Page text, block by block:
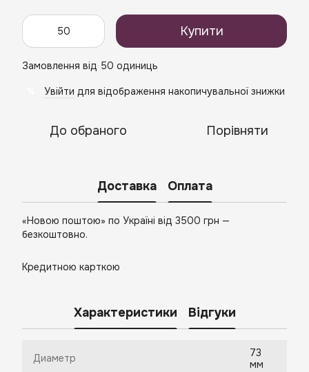
Купити
Замовлення від 50 одиниць
Увійти для відображення накопичувальної знижки
До обраного Порівняти
Доставка Оплата
«Новою поштою» по Україні від 3500 грн —
безкоштовно.
Кредитною карткою
Характеристики Відгуки
Диаметр
73
мм